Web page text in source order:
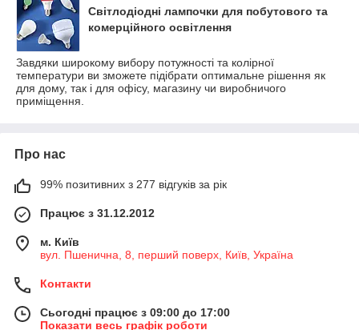
Світлодіодні лампочки для побутового та
комерційного освітлення
Завдяки широкому вибору потужності та колірної
температури ви зможете підібрати оптимальне рішення як
для дому, так і для офісу, магазину чи виробничого
приміщення.
Про нас
99% позитивних з 277 відгуків за рік
Працює з 31.12.2012
м. Київ
вул. Пшенична, 8, перший поверх, Київ, Україна
Контакти
Сьогодні працює з 09:00 до 17:00
Показати весь графік роботи